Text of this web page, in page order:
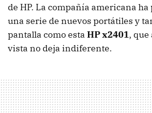
de HP. La compañía americana
una serie de nuevos portátiles y
pantalla como esta HP x2401,
vista no deja indiferente.